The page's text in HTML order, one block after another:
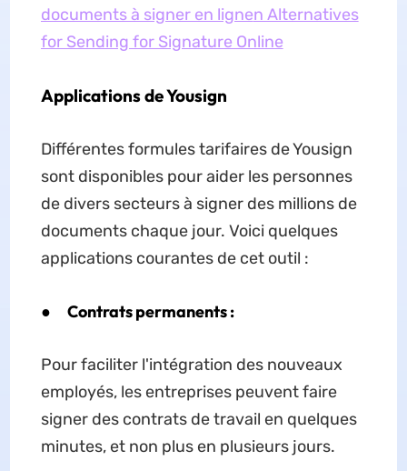
documents à signer en lignen Alternatives
for Sending for Signature Online
Applications de Yousign
Différentes formules tarifaires de Yousign
sont disponibles pour aider les personnes
de divers secteurs à signer des millions de
documents chaque jour. Voici quelques
applications courantes de cet outil :
● Contrats permanents :
Pour faciliter l'intégration des nouveaux
employés, les entreprises peuvent faire
signer des contrats de travail en quelques
minutes, et non plus en plusieurs jours.